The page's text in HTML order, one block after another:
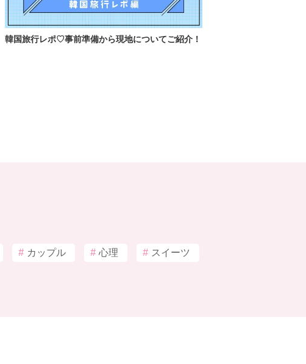
韓国旅行レポ♡事前準備から現地についてご紹介！
# カップル # 心理 # スイーツ